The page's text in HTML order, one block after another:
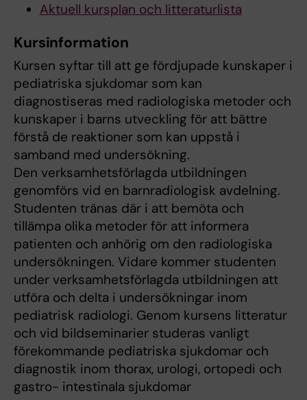
Aktuell kursplan och litteraturlista
Kursinformation
Kursen syftar till att ge fördjupade kunskaper i
pediatriska sjukdomar som kan
diagnostiseras med radiologiska metoder och
kunskaper i barns utveckling för att bättre
förstå de reaktioner som kan uppstå i
samband med undersökning.
Den verksamhetsförlagda utbildningen
genomförs vid en barnradiologisk avdelning.
Studenten tränas där i att bemöta och
tillämpa olika metoder för att informera
patienten och anhörig om den radiologiska
undersökningen. Vidare kommer studenten
under verksamhetsförlagda utbildningen att
utföra och delta i undersökningar inom
pediatrisk radiologi. Genom kursens litteratur
och vid bildseminarier studeras vanligt
förekommande pediatriska sjukdomar och
diagnostik inom thorax, urologi, ortopedi och
gastro- intestinala sjukdomar